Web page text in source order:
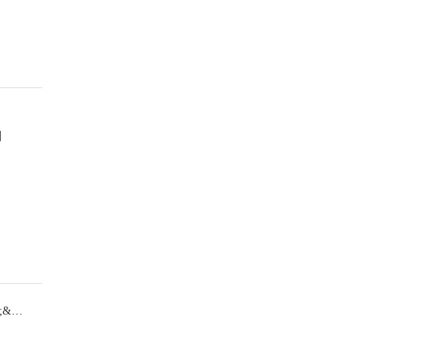
全国2024年4月自学考试经济法概论（财经类）试题&#32;&#32;